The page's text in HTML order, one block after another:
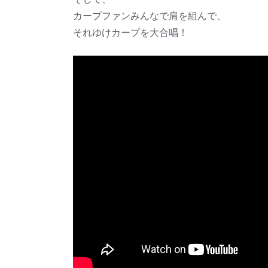
カープファンみんなで肩を組んで、
それゆけカープを大合唱！